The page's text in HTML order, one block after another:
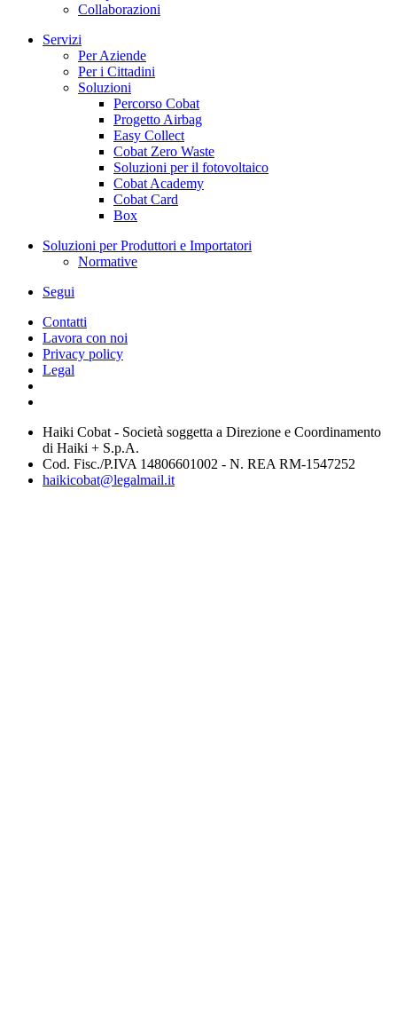
Collaborazioni
Servizi
Per Aziende
Per i Cittadini
Soluzioni
Percorso Cobat
Progetto Airbag
Easy Collect
Cobat Zero Waste
Soluzioni per il fotovoltaico
Cobat Academy
Cobat Card
Box
Soluzioni per Produttori e Importatori
Normative
Segui
Contatti
Lavora con noi
Privacy policy
Legal
Haiki Cobat - Società soggetta a Direzione e Coordinamento
di Haiki + S.p.A.
Cod. Fisc./P.IVA 14806601002 - N. REA RM-1547252
haikicobat@legalmail.it